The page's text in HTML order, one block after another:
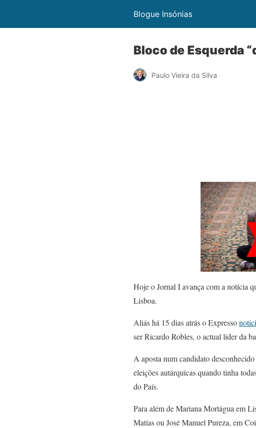
Blogue Insónias
Bloco de Esquerda
Paulo Vieira da Silva
Hoje o Jornal I avança com a notícia
Lisboa.
Aliás há 15 dias atrás o Expresso
ser Ricardo Robles, o actual líder da
A aposta num candidato
eleições autárquicas quando tinha
do País.
Para além de Mariana Mortágua em
Matias ou José Manuel Pureza, em